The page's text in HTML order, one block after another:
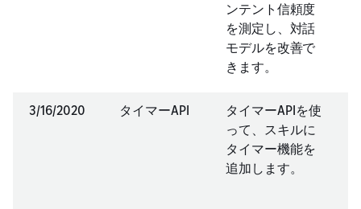
ンテント信頼度
を測定し、対話
モデルを改善で
きます。
3/16/2020 タイマーAPI
タイマーAPIを使
って、スキルに
タイマー機能を
追加します。